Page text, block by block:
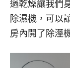
過乾燥讓我們
除濕機，可以
房內開了除溼